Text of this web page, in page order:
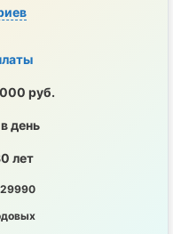
руб.
день
лет